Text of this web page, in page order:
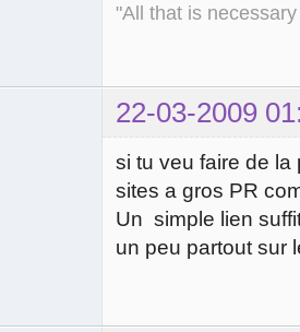
"All that is
22-03-2009
si tu veu faire de la
sites a gros PR
Un simple lien
un peu partout sur